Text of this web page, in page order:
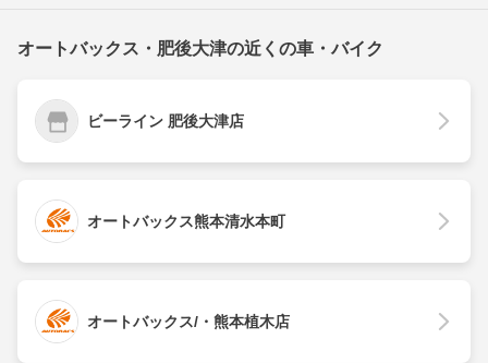
オートバックス・肥後大津の近くの車・バイク
ビーライン 肥後大津店
オートバックス熊本清水本町
オートバックス/・熊本植木店